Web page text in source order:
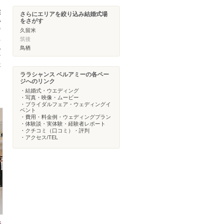
さらにエリアを絞り込み結婚式場
をさがす
久留米
筑後
鳥栖
ララシャンス ベルアミーの各ペー
ジへのリンク
・結婚式・ウエディング
・写真・映像・ムービー
・ブライダルフェア・ウェディングイ
ベント
・費用・料金例・ウェディングプラン
・体験談・実体験・経験者レポート
・クチコミ（口コミ）・評判
・アクセス/TEL